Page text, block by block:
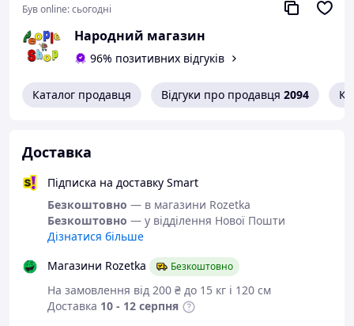
стиль. Підходить для щоденного використання.
Характеристики:
Був online:сьогодні
Народний магазин
96% позитивних відгуків
Каталог продавця Відгуки про продавця 2094
Доставка
Підписка на доставку Smart
Безкоштовно — в магазини Rozetka
Безкоштовно — у відділення Нової Пошти
Дізнатися більше
Магазини Rozetka
Безкоштовно
На замовлення від 200 ₴ до 15 кг і 120 см
Доставка 10 - 12 серпня